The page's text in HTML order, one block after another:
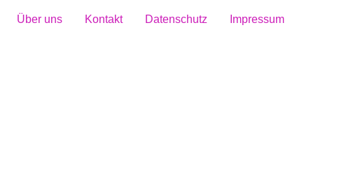
Über uns Kontakt Datenschutz Impressum